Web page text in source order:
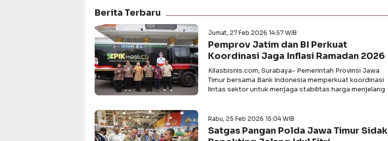
Berita Terbaru
Jumat, 27 Feb 2026 14:57 WIB
Pemprov Jatim dan BI Perkuat
Koordinasi Jaga Inflasi Ramadan 2026
Kilasbisnis.com, Surabaya- Pemerintah Provinsi Jawa
Timur bersama Bank Indonesia memperkuat koordinasi
lintas sektor untuk menjaga stabilitas harga menjelang
Rabu, 25 Feb 2026 15:04 WIB
Satgas Pangan Polda Jawa Timur Sidak